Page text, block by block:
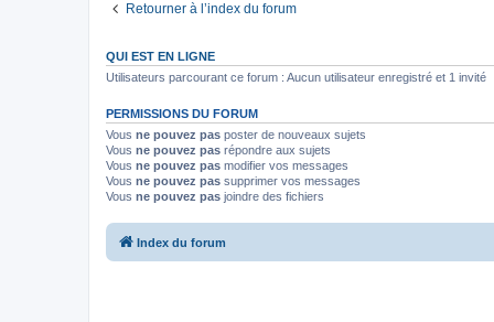
Retourner à l’index du forum
QUI EST EN LIGNE
Utilisateurs parcourant ce forum : Aucun utilisateur enregistré et 1 invité
PERMISSIONS DU FORUM
Vous ne pouvez pas poster de nouveaux sujets
Vous ne pouvez pas répondre aux sujets
Vous ne pouvez pas modifier vos messages
Vous ne pouvez pas supprimer vos messages
Vous ne pouvez pas joindre des fichiers
Index du forum